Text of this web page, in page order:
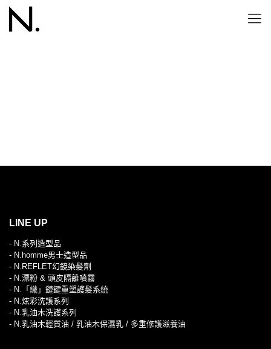
LINE UP
- N.系列造型品
- N.homme男士造型品
- N.REFLET幻鏡染髮劑
- N.漂粉 & 頭皮隔離噴霧
- N.「織」鏈鍵重塑護髮系統
- N.炫彩洗護系列
- N.乳油木洗護系列
- N.乳油木輕質油 / 乳油木保濕乳 / 多重修護滋養油